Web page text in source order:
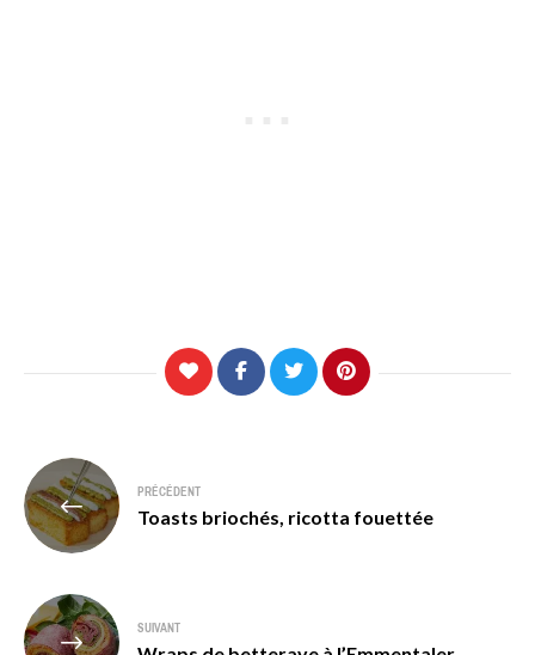
Navigation
de
l’article
PRÉCÉDENT
Toasts briochés, ricotta fouettée
SUIVANT